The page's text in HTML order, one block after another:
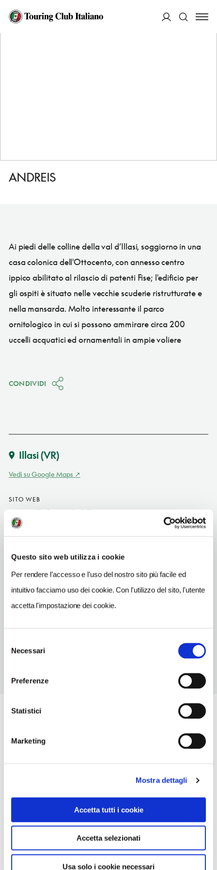
Questo sito web utilizza i cookie
Per rendere l’accesso e l’uso del nostro sito più facile ed
intuitivo facciamo uso dei cookie. Con l'utilizzo del sito, l'utente
accetta l'impostazione dei cookie.
delNecessari
Preferenze
Statistici
Marketing
Mostra dettagli
Accetta tutti i cookie
Accetta selezionati
Usa solo i cookie necessari
HOME
ANDREIS
Ai piedi delle colline della val d’Illasi, soggiorno in una
casa colonica dell'Ottocento, con annesso centro
ippico abilitato al rilascio di patenti Fise; l'edificio per
gli ospiti è situato nelle vecchie scuderie ristrutturate e
nella mansarda. Molto interessante il parco
ornitologico in cui si possono ammirare circa 200
uccelli acquatici ed ornamentali in ampie voliere
CONDIVIDI
Illasi(VR)
Vedi su Google Maps
SITO WEB
www.agriturismoandreis.it
INDIRIZZO EMAIL
TELEFONO
0457834441
NUMERO CAMERE
5